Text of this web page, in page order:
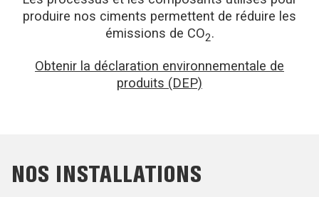
produire nos ciments permettent de réduire les
émissions de CO2.
Obtenir la déclaration environnementale de
produits (DEP)
NOS INSTALLATIONS